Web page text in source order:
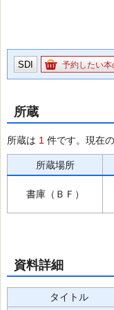
SDI 予約したい本
所蔵
所蔵は 1 件です。現在
所蔵場所
書庫（ＢＦ）
資料詳細
タイトル